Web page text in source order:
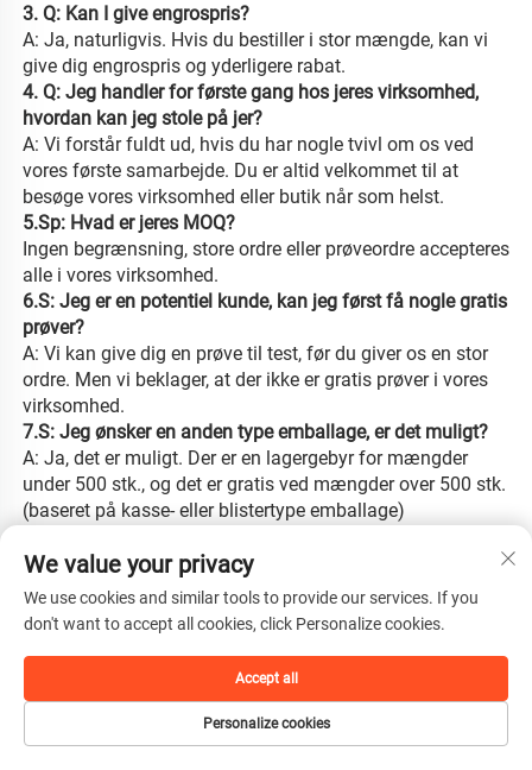
3. Q: Kan I give engrospris?
A: Ja, naturligvis. Hvis du bestiller i stor mængde, kan vi
give dig engrospris og yderligere rabat.
4. Q: Jeg handler for første gang hos jeres virksomhed,
hvordan kan jeg stole på jer?
A: Vi forstår fuldt ud, hvis du har nogle tvivl om os ved
vores første samarbejde. Du er altid velkommet til at
besøge vores virksomhed eller butik når som helst.
5.Sp: Hvad er jeres MOQ?
Ingen begrænsning, store ordre eller prøveordre accepteres
alle i vores virksomhed.
6.S: Jeg er en potentiel kunde, kan jeg først få nogle gratis
prøver?
A: Vi kan give dig en prøve til test, før du giver os en stor
ordre. Men vi beklager, at der ikke er gratis prøver i vores
virksomhed.
7.S: Jeg ønsker en anden type emballage, er det muligt?
A: Ja, det er muligt. Der er en lagergebyr for mængder
under 500 stk., og det er gratis ved mængder over 500 stk.
(baseret på kasse- eller blistertype emballage)
Prøver tager cirka 3-5 arbejdsdage efter, at du har afgivet
ordren. Seriefremstilling tager 10-30 dage, afhængigt af
den præcise ordremængde og lagerstatus.
9.S: Tilbyder I garanti for produkterne?
A: Ja. Alle produkter har et års garanti fra
forsendelsesdatoen, livslang vedligeholdelse (forudsat, at
det ikke er skader forårsaget af brugeren)
Skader forårsaget af mennesker inkluderer: skærm skadet,
We value your privacy
We use cookies and similar tools to provide our services. If you
don't want to accept all cookies, click Personalize cookies.
Personalize cookies
Accept all